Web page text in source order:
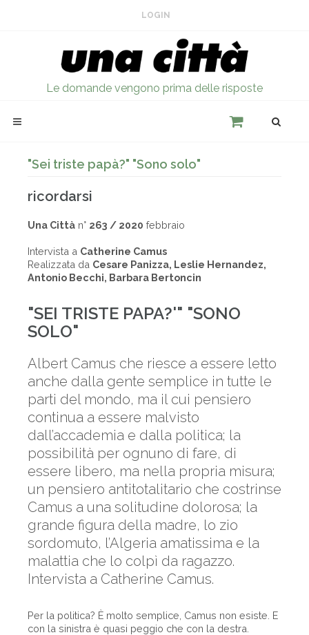
LOGIN
Le domande vengono prima delle risposte
"Sei triste papà?" "Sono solo"
ricordarsi
Una Città n° 263 / 2020 febbraio
Intervista a Catherine Camus
Realizzata da Cesare Panizza, Leslie Hernandez,
Antonio Becchi, Barbara Bertoncin
"SEI TRISTE PAPA?'" "SONO
SOLO"
Albert Camus che riesce a essere letto
anche dalla gente semplice in tutte le
parti del mondo, ma il cui pensiero
continua a essere malvisto
dall’accademia e dalla politica; la
possibilità per ognuno di fare, di
essere libero, ma nella propria misura;
un pensiero antitotalitario che costrinse
Camus a una solitudine dolorosa; la
grande figura della madre, lo zio
sordomuto, l’Algeria amatissima e la
malattia che lo colpì da ragazzo.
Intervista a Catherine Camus.
Per la politica? È molto semplice, Camus non esiste. E
con la sinistra è quasi peggio che con la destra.